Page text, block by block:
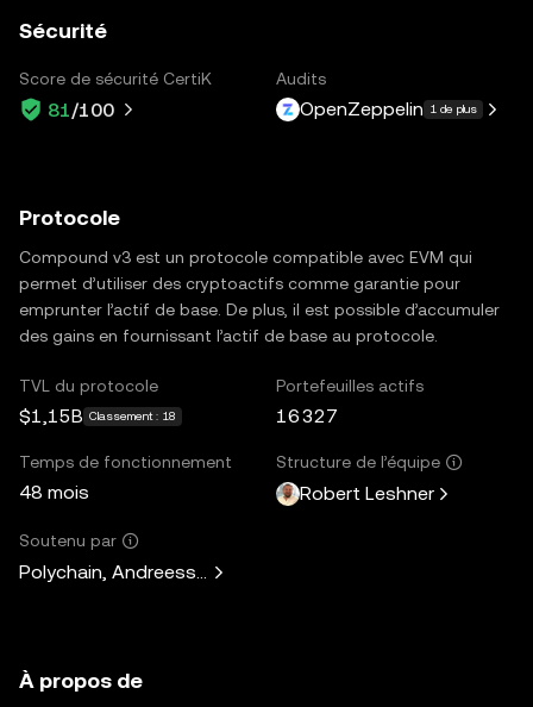
Sécurité
Score de sécurité CertiK
81/100
Audits
OpenZeppelin 1 de plus
Protocole
Compound v3 est un protocole compatible avec EVM qui
permet d’utiliser des cryptoactifs comme garantie pour
emprunter l’actif de base. De plus, il est possible d’accumuler
des gains en fournissant l’actif de base au protocole.
TVL du protocole
$1,15B Classement : 18
Portefeuilles actifs
16 327
Temps de fonctionnement
48 mois
Structure de l’équipe
Robert Leshner
Soutenu par
Polychain, Andreessen Horowitz, Paradigm, Bain Capital
À propos de